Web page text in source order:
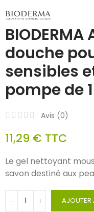
BIODERMA
douche
sensibles
pompe de
Avis (0)
11,29 € TTC
Le gel nettoyant
savon destiné aux
AJOUTER